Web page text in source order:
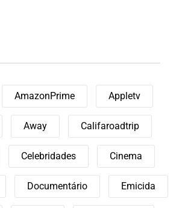
AmazonPrime Appletv
Away Califaroadtrip
Celebridades Cinema
Documentário Emicida